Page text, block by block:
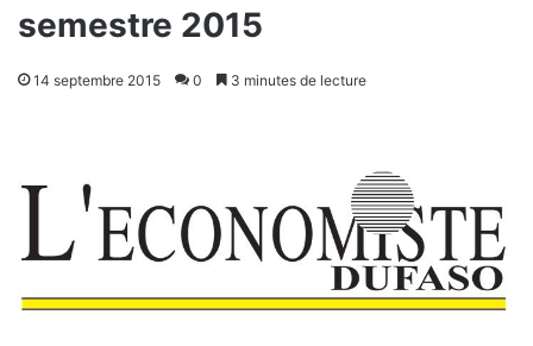
semestre 2015
14 septembre 2015 0 3 minutes de lecture